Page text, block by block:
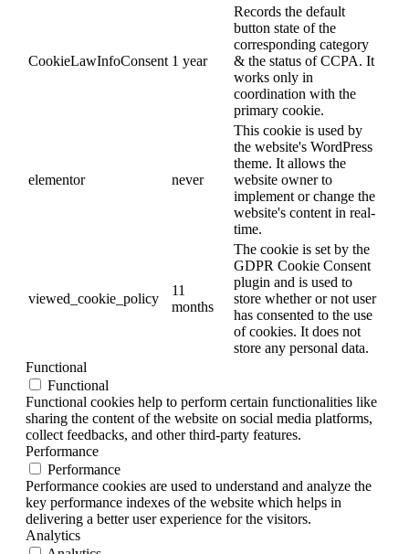
CookieLawInfoConsent 1 year
Records the default
button state of the
corresponding category
& the status of CCPA. It
works only in
coordination with the
primary cookie.
elementor never
This cookie is used by
the website's WordPress
theme. It allows the
website owner to
implement or change the
website's content in real-
time.
viewed_cookie_policy
11
months
The cookie is set by the
GDPR Cookie Consent
plugin and is used to
store whether or not user
has consented to the use
of cookies. It does not
store any personal data.
Functional
Functional
Functional cookies help to perform certain functionalities like
sharing the content of the website on social media platforms,
collect feedbacks, and other third-party features.
Performance
Performance
Performance cookies are used to understand and analyze the
key performance indexes of the website which helps in
delivering a better user experience for the visitors.
Analytics